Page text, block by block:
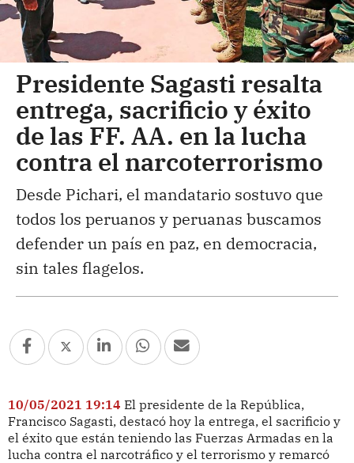
Presidente Sagasti resalta
entrega, sacrificio y éxito
de las FF. AA. en la lucha
contra el narcoterrorismo
Desde Pichari, el mandatario sostuvo que
todos los peruanos y peruanas buscamos
defender un país en paz, en democracia,
sin tales flagelos.
10/05/2021 19:14 El presidente de la República,
Francisco Sagasti, destacó hoy la entrega, el sacrificio y
el éxito que están teniendo las Fuerzas Armadas en la
lucha contra el narcotráfico y el terrorismo y remarcó